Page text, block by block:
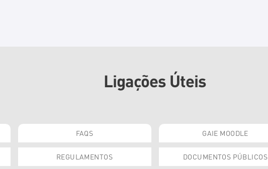
Ligações Úteis
FAQS GAIE MOODLE
REGULAMENTOS DOCUMENTOS PÚBLICOS